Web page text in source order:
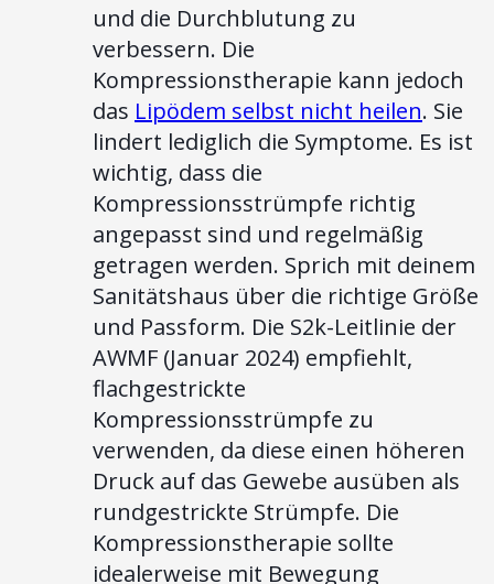
und die Durchblutung zu
verbessern. Die
Kompressionstherapie kann jedoch
das Lipödem selbst nicht heilen. Sie
lindert lediglich die Symptome. Es ist
wichtig, dass die
Kompressionsstrümpfe richtig
angepasst sind und regelmäßig
getragen werden. Sprich mit deinem
Sanitätshaus über die richtige Größe
und Passform. Die S2k-Leitlinie der
AWMF (Januar 2024) empfiehlt,
flachgestrickte
Kompressionsstrümpfe zu
verwenden, da diese einen höheren
Druck auf das Gewebe ausüben als
rundgestrickte Strümpfe. Die
Kompressionstherapie sollte
idealerweise mit Bewegung